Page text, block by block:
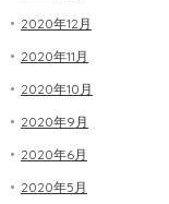
2020年12月
2020年11月
2020年10月
2020年9月
2020年6月
2020年5月